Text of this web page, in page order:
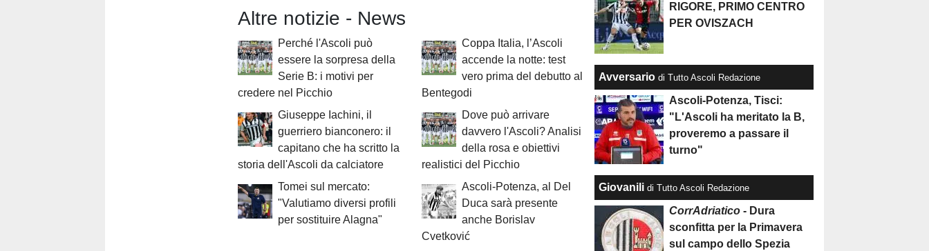
Altre notizie - News
Perché l'Ascoli può
essere la sorpresa della
Serie B: i motivi per
credere nel Picchio
Coppa Italia, l’Ascoli
accende la notte: test
vero prima del debutto al
Bentegodi
Giuseppe Iachini, il
guerriero bianconero: il
capitano che ha scritto la
storia dell'Ascoli da calciatore
Dove può arrivare
davvero l'Ascoli? Analisi
della rosa e obiettivi
realistici del Picchio
Tomei sul mercato:
"Valutiamo diversi profili
per sostituire Alagna"
Ascoli-Potenza, al Del
Duca sarà presente
anche Borislav
Cvetković
RIGORE, PRIMO CENTRO
PER OVISZACH
Avversario di Tutto Ascoli Redazione
Ascoli-Potenza, Tisci:
"L'Ascoli ha meritato la B,
proveremo a passare il
turno"
Giovanili di Tutto Ascoli Redazione
CorrAdriatico - Dura
sconfitta per la Primavera
sul campo dello Spezia